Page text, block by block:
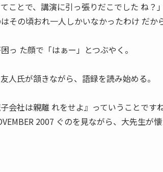
ことで、講演に引っ張りだこでした ね？
その頃おれ一人しかいなかったわけ だか
た顔で「はぁー」とつぶやく。
氏が頷きながら、語録を読み始める。
会社は親離 れをせよ』っていうことですね
2007 ぐのを見ながら、大先生が懐